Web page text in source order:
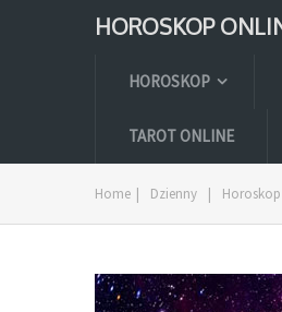
HOROSKOP
HOROSKOP
TAROT ONLINE
Home | Dzienny |